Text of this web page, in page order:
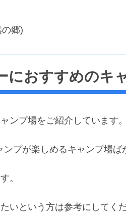
郷)
におすすめのキ
ンプ場をご紹介しています。
プが楽しめるキャンプ場ば
。
いという方は参考にしてくだ